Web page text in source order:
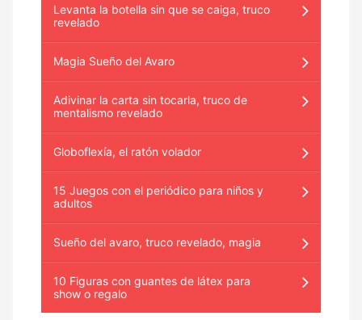
Levanta la botella sin que se caiga, truco
revelado
Magia Sueño del Avaro
Adivinar la carta sin tocarla, truco de
mentalismo revelado
Globoflexía, el ratón volador
15 Juegos con el periódico para niños y
adultos
Sueño del avaro, truco revelado, magia
10 Figuras con guantes de látex para
show o regalo